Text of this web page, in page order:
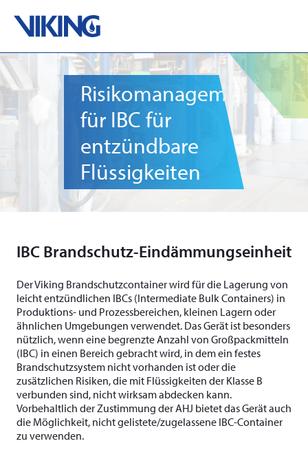
Skip
to
content
für IBC für
entzündbare
Flüssigkeiten
IBC Brandschutz-Eindämmungseinheit
Der Viking Brandschutzcontainer wird für die Lagerung von
leicht entzündlichen IBCs (Intermediate Bulk Containers) in
Produktions- und Prozessbereichen, kleinen Lagern oder
ähnlichen Umgebungen verwendet. Das Gerät ist besonders
nützlich, wenn eine begrenzte Anzahl von Großpackmitteln
(IBC) in einen Bereich gebracht wird, in dem ein festes
Brandschutzsystem nicht vorhanden ist oder die
zusätzlichen Risiken, die mit Flüssigkeiten der Klasse B
verbunden sind, nicht wirksam abdecken kann.
Vorbehaltlich der Zustimmung der AHJ bietet das Gerät auch
die Möglichkeit, nicht gelistete/zugelassene IBC-Container
zu verwenden.